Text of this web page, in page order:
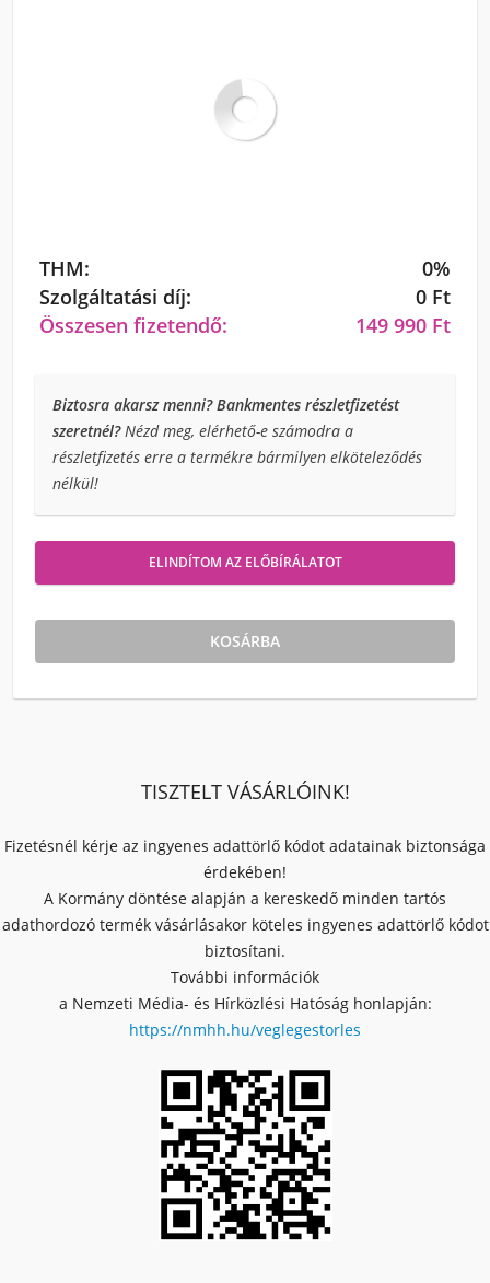
THM:
0%
Szolgáltatási díj:
0 Ft
Összesen fizetendő:
149 990 Ft
Biztosra akarsz menni? Bankmentes részletfizetést
szeretnél?Nézd meg, elérhető-e számodra a
részletfizetés erre a termékre bármilyen elköteleződés
nélkül!
ELINDÍTOM AZ ELŐBÍRÁLATOT
KOSÁRBA
TISZTELT VÁSÁRLÓINK!
Fizetésnél kérje az ingyenes adattörlő kódot adatainak biztonsága
érdekében!
A Kormány döntése alapján a kereskedő minden tartós
adathordozó termék vásárlásakor köteles ingyenes adattörlő kódot
biztosítani.
További információk
a Nemzeti Média- és Hírközlési Hatóság honlapján:
https://nmhh.hu/veglegestorles